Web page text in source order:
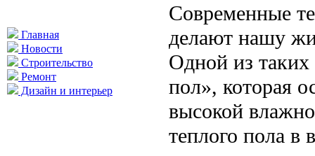
Главная
Новости
Строительство
Ремонт
Дизайн и интерьер
Современные
делают нашу
Одной из таких
пол», которая
высокой
теплого пола в